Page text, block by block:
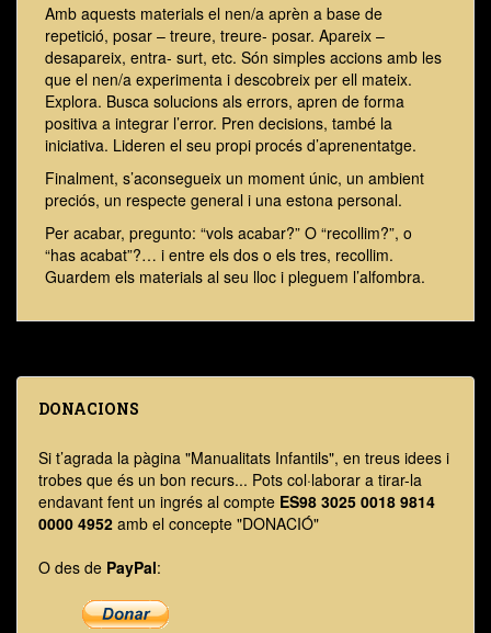
Amb aquests materials el nen/a aprèn a base de
repetició, posar – treure, treure- posar. Apareix –
desapareix, entra- surt, etc. Són simples accions amb les
que el nen/a experimenta i descobreix per ell mateix.
Explora. Busca solucions als errors, apren de forma
positiva a integrar l’error. Pren decisions, també la
iniciativa. Lideren el seu propi procés d’aprenentatge.
Finalment, s’aconsegueix un moment únic, un ambient
preciós, un respecte general i una estona personal.
Per acabar, pregunto: “vols acabar?” O “recollim?”, o
“has acabat”?… i entre els dos o els tres, recollim.
Guardem els materials al seu lloc i pleguem l’alfombra.
DONACIONS
Si t’agrada la pàgina "Manualitats Infantils", en treus idees i
trobes que és un bon recurs... Pots col·laborar a tirar-la
endavant fent un ingrés al compte ES98 3025 0018 9814
0000 4952 amb el concepte "DONACIÓ"
O des de PayPal: